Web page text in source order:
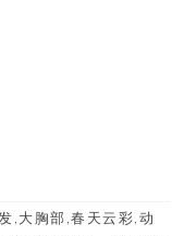
,大胸部,春天云彩,动